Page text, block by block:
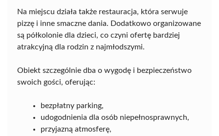
Na miejscu działa także restauracja, która serwuje
pizzę i inne smaczne dania. Dodatkowo organizowane
są półkolonie dla dzieci, co czyni ofertę bardziej
atrakcyjną dla rodzin z najmłodszymi.
Obiekt szczególnie dba o wygodę i bezpieczeństwo
swoich gości, oferując:
bezpłatny parking,
udogodnienia dla osób niepełnosprawnych,
przyjazną atmosferę,